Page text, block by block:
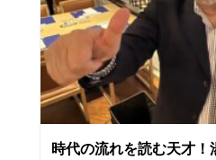
時代の流れを読む天才！